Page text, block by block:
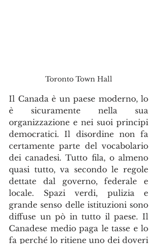
Toronto Town Hall
Il Canada è un paese moderno, lo
è sicuramente nella sua
organizzazione e nei suoi principi
democratici. Il disordine non fa
certamente parte del vocabolario
dei canadesi. Tutto fila, o almeno
quasi tutto, va secondo le regole
dettate dal governo, federale e
locale. Spazi verdi, pulizia e
grande senso delle istituzioni sono
diffuse un pò in tutto il paese. Il
Canadese medio paga le tasse e lo
fa perché lo ritiene uno dei doveri